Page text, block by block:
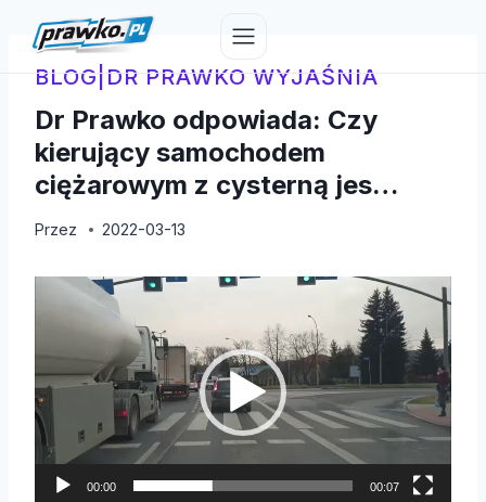
treściBLOG| DR PRAWKO WYJAŚNIA
Dr Prawko odpowiada: Czy
kierujący samochodem
ciężarowym z cysterną jes…
Przez 2022-03-13
t
w
a
00:00 00:07